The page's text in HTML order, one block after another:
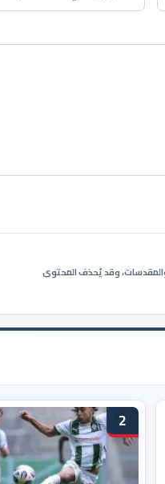
والمقدسات، وقد يُحذف المحتوى
2